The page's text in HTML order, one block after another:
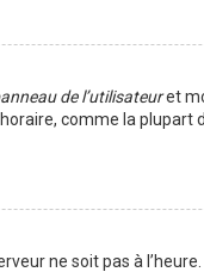
de l’utilisateuret
comme la plupart
ne soit pas à